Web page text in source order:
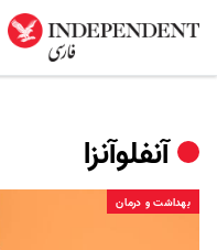
آنفلوآنزا
بهداشت و درمان